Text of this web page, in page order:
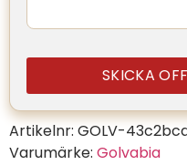
SKICKA
Artikelnr: GOLV-
Varumärke: Golvabia